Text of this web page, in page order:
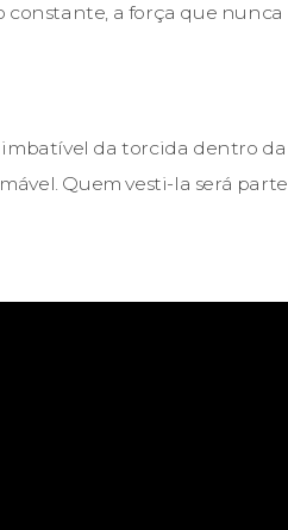
constante, a força que nunca
da torcida dentro da
Quem vesti-la será parte